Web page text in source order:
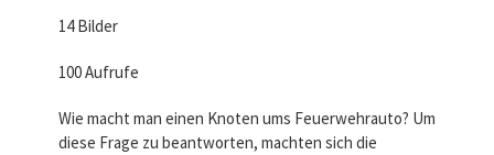
14 Bilder
100 Aufrufe
Wie macht man einen Knoten ums Feuerwehrauto? Um
diese Frage zu beantworten, machten sich die